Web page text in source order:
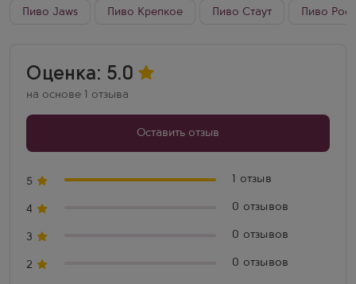
Пиво Jaws Пиво Крепкое Пиво Стаут Пиво
Оценка: 5.0
на основе 1 отзыва
Оставить отзыв
5 1 отзыв
4 0 отзывов
3 0 отзывов
2 0 отзывов